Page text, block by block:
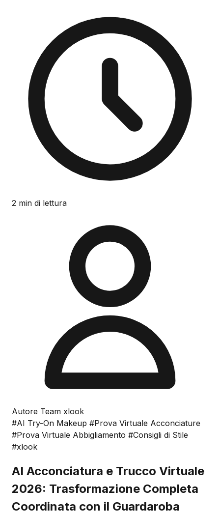
2 min di lettura
Autore Team xlook
#AI Try-On Makeup #Prova Virtuale Acconciature
#Prova Virtuale Abbigliamento #Consigli di Stile
#xlook
AI Acconciatura e Trucco Virtuale
2026: Trasformazione Completa
Coordinata con il Guardaroba